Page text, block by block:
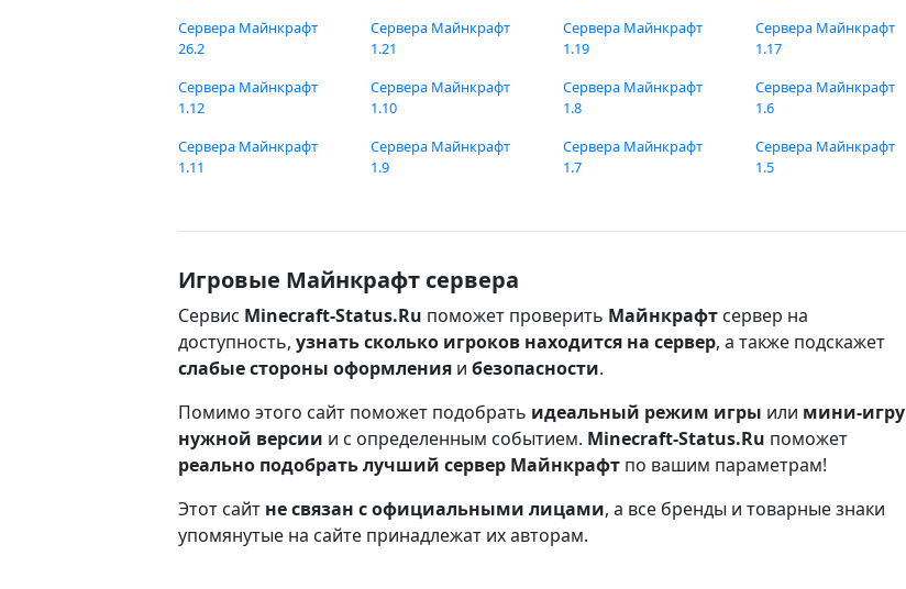
Сервера Майнкрафт
26.2
Сервера Майнкрафт
1.21
Сервера Майнкрафт
1.19
Сервера Майнкрафт
1.17
Сервера Майнкрафт
1.12
Сервера Майнкрафт
1.11
Сервера Майнкрафт
1.10
Сервера Майнкрафт
1.9
Сервера Майнкрафт
1.8
Сервера Майнкрафт
1.7
Сервера Майнкрафт
1.6
Сервера Майнкрафт
1.5
Игровые Майнкрафт сервера
Сервис Minecraft-Status.Ru поможет проверить Майнкрафт сервер на
доступность, узнать сколько игроков находится на сервер, а также подскажет
слабые стороны оформления и безопасности.
Помимо этого сайт поможет подобрать идеальный режим игры или мини-игру
нужной версии и с определенным событием. Minecraft-Status.Ru поможет
реально подобрать лучший сервер Майнкрафт по вашим параметрам!
Этот сайт не связан с официальными лицами, а все бренды и товарные знаки
упомянутые на сайте принадлежат их авторам.